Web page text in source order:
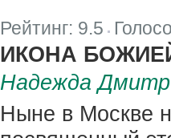
Рейтинг: 9.5 |
ИКОНА
Надежда
Ныне в Москве